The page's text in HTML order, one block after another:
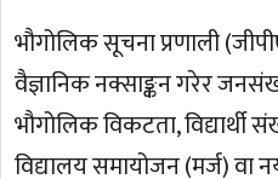
भौगोलिक सूचना प्रणाली
वैज्ञानिक नक्साङ्कन गरेर
भौगोलिक विकटता, विद्यार्थी
विद्यालय समायोजन (मर्ज) वा